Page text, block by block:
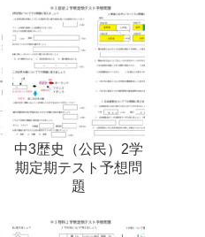
中3歴史（公民）2学
期定期テスト予想問
題